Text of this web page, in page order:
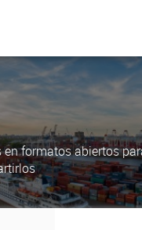
formatos abiertos